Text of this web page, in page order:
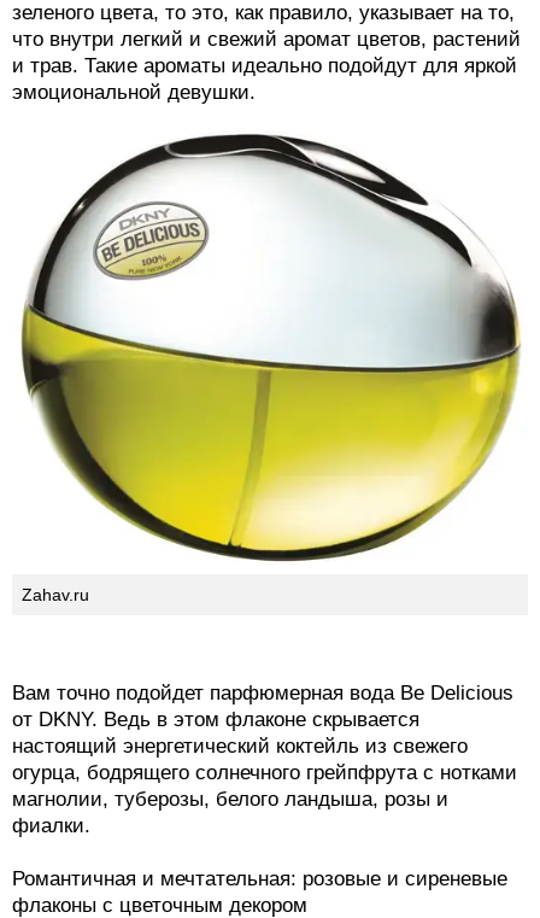
зеленого цвета, то это, как правило, указывает на то,
что внутри легкий и свежий аромат цветов, растений
и трав. Такие ароматы идеально подойдут для яркой
эмоциональной девушки.
Zahav.ru
Вам точно подойдет парфюмерная вода Be Delicious
от DKNY. Ведь в этом флаконе скрывается
настоящий энергетический коктейль из свежего
огурца, бодрящего солнечного грейпфрута с нотками
магнолии, туберозы, белого ландыша, розы и
фиалки.
Романтичная и мечтательная: розовые и сиреневые
флаконы с цветочным декором